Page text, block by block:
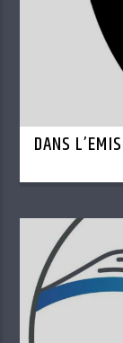
DANS